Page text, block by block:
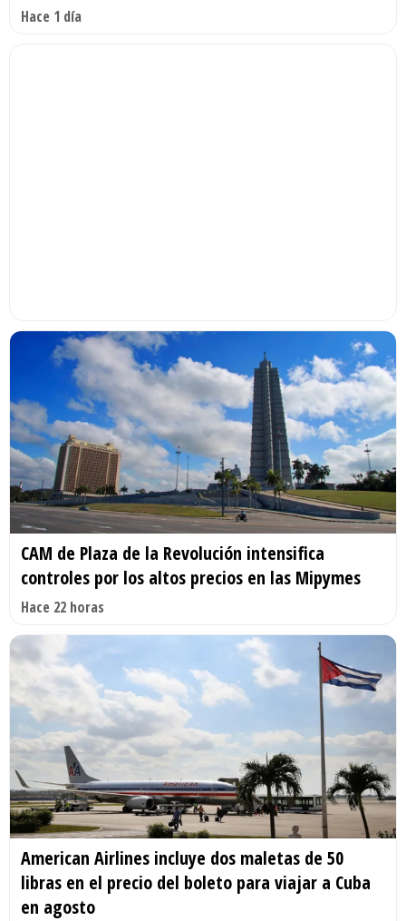
Hace 1 día
CAM de Plaza de la Revolución intensifica
controles por los altos precios en las Mipymes
Hace 22 horas
American Airlines incluye dos maletas de 50
libras en el precio del boleto para viajar a Cuba
en agosto